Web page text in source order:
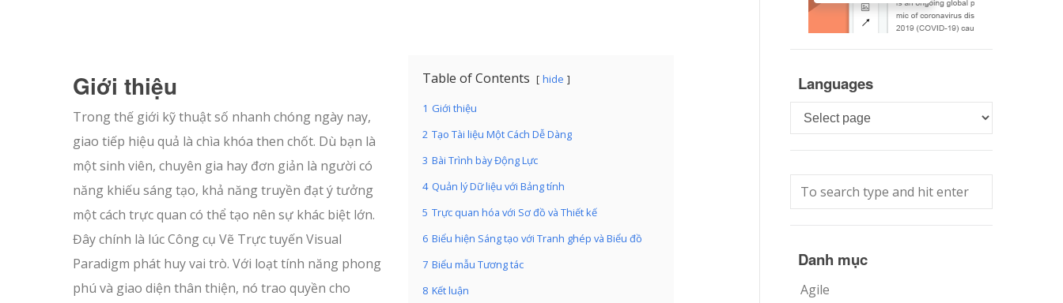
Table of Contents hide
1 Giới thiệu
2 Tạo Tài liệu Một Cách Dễ Dàng
3 Bài Trình bày Động Lực
4 Quản lý Dữ liệu với Bảng tính
5 Trực quan hóa với Sơ đồ và Thiết kế
6 Biểu hiện Sáng tạo với Tranh ghép và Biểu đồ
7 Biểu mẫu Tương tác
8 Kết luận
Giới thiệu
Trong thế giới kỹ thuật số nhanh chóng ngày nay,
giao tiếp hiệu quả là chìa khóa then chốt. Dù bạn là
một sinh viên, chuyên gia hay đơn giản là người có
năng khiếu sáng tạo, khả năng truyền đạt ý tưởng
một cách trực quan có thể tạo nên sự khác biệt lớn.
Đây chính là lúc Công cụ Vẽ Trực tuyến Visual
Paradigm phát huy vai trò. Với loạt tính năng phong
phú và giao diện thân thiện, nó trao quyền cho
Languages
Languages
Danh mục
Agile